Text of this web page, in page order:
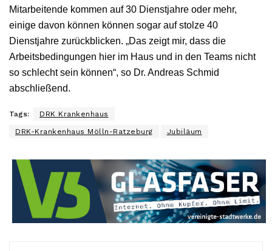
Mitarbeitende kommen auf 30 Dienstjahre oder mehr,
einige davon können können sogar auf stolze 40
Dienstjahre zurückblicken. „Das zeigt mir, dass die
Arbeitsbedingungen hier im Haus und in den Teams nicht
so schlecht sein können“, so Dr. Andreas Schmid
abschließend.
Tags: DRK Krankenhaus
DRK-Krankenhaus Mölln-Ratzeburg Jubiläum